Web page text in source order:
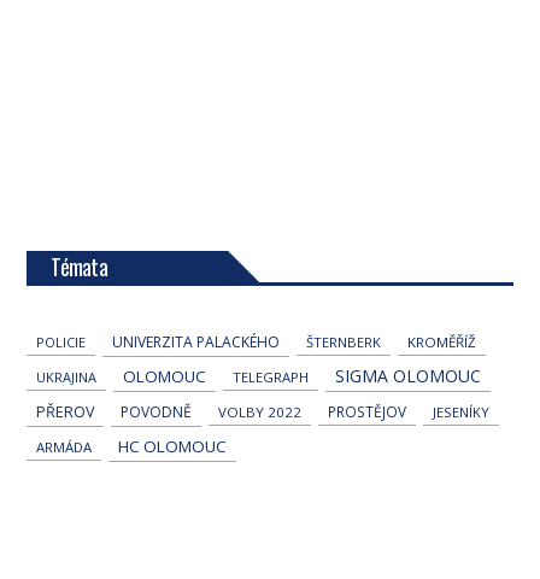
Témata
POLICIE UNIVERZITA PALACKÉHO ŠTERNBERK
KROMĚŘÍŽ
UKRAJINA
OLOMOUC TELEGRAPH SIGMA OLOMOUC
PŘEROV POVODNĚ VOLBY 2022 PROSTĚJOV
JESENÍKY
ARMÁDA
HC OLOMOUC